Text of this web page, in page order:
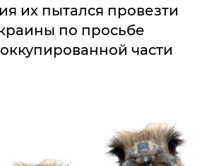
их пытался провезти
по просьбе
части